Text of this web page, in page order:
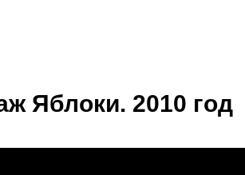
Яблоки. 2010 год